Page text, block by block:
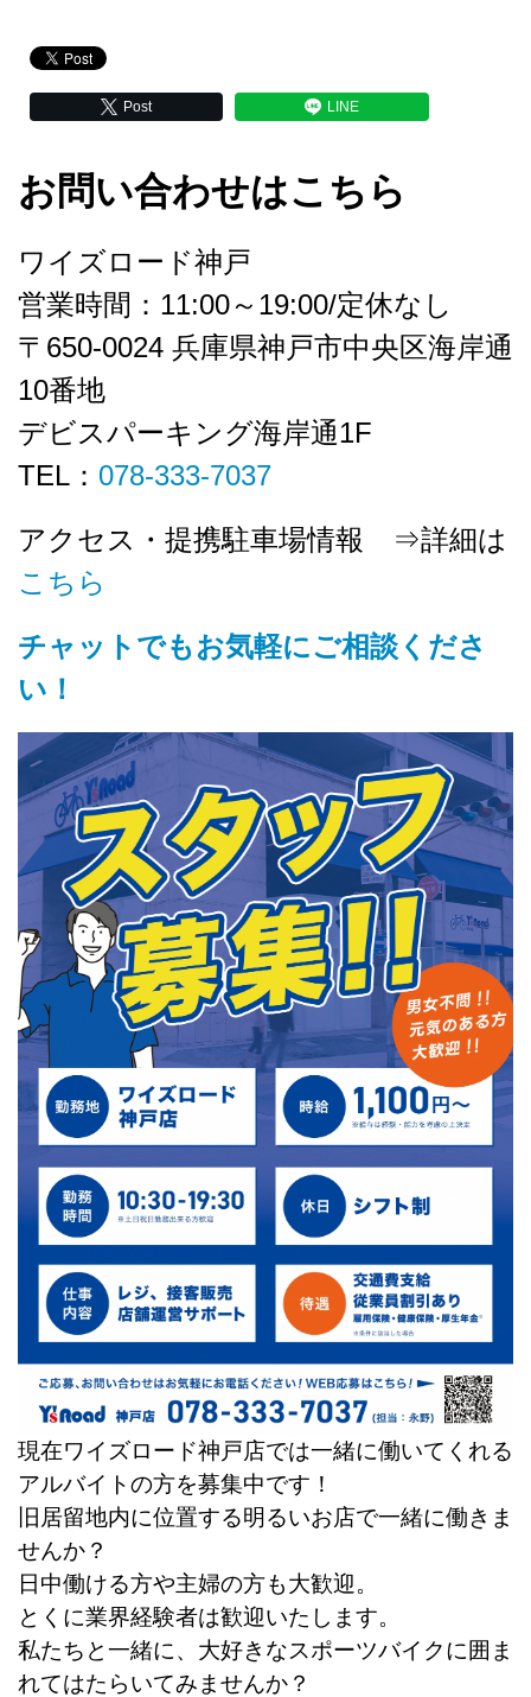
Post LINE
お問い合わせはこちら
ワイズロード神戸
営業時間：11:00～19:00/定休なし
〒650-0024 兵庫県神戸市中央区海岸通
10番地
デビスパーキング海岸通1F
TEL： 078-333-7037
アクセス・提携駐車場情報 ⇒詳細は
こちら
チャットでもお気軽にご相談くださ
い！
現在ワイズロード神戸店では一緒に働いてくれる
アルバイトの方を募集中です！
旧居留地内に位置する明るいお店で一緒に働きま
せんか？
日中働ける方や主婦の方も大歓迎。
とくに業界経験者は歓迎いたします。
私たちと一緒に、大好きなスポーツバイクに囲ま
れてはたらいてみませんか？